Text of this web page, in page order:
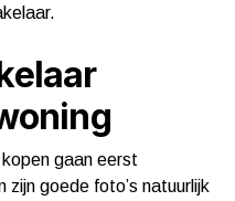
gaan eerst
goede foto’s natuurlijk